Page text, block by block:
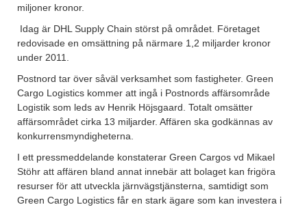
miljoner kronor.
Idag är DHL Supply Chain störst på området. Företaget
redovisade en omsättning på närmare 1,2 miljarder kronor
under 2011.
Postnord tar över såväl verksamhet som fastigheter. Green
Cargo Logistics kommer att ingå i Postnords affärsområde
Logistik som leds av Henrik Höjsgaard. Totalt omsätter
affärsområdet cirka 13 miljarder. Affären ska godkännas av
konkurrensmyndigheterna.
I ett pressmeddelande konstaterar Green Cargos vd Mikael
Stöhr att affären bland annat innebär att bolaget kan frigöra
resurser för att utveckla järnvägstjänsterna, samtidigt som
Green Cargo Logistics får en stark ägare som kan investera i